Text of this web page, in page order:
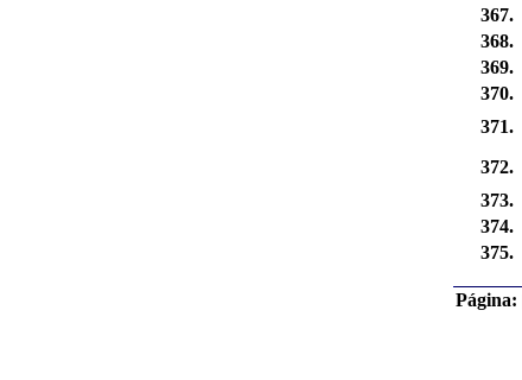
367.
368.
369.
370.
371.
372.
373.
374.
375.
Página: